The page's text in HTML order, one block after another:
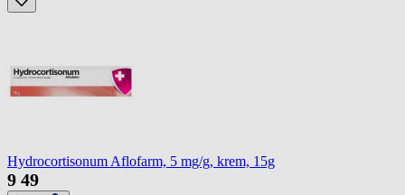
Hydrocortisonum Aflofarm, 5 mg/g, krem, 15g
9 49